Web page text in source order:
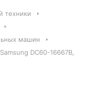
техники
машин
DC60-16667B,